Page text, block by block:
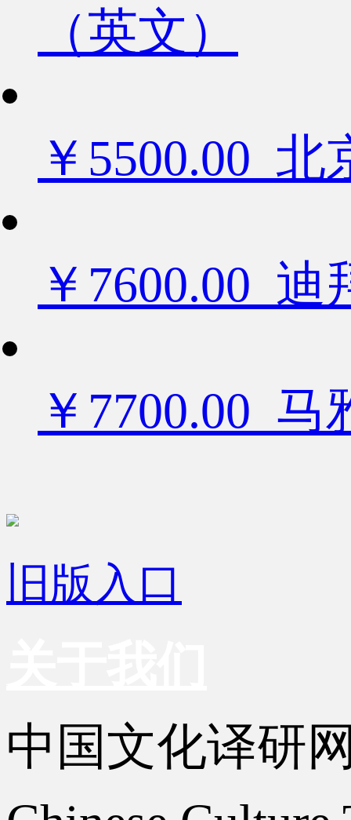
（英文）
￥5500.00
￥7600.00
￥7700.00 马
旧版入口
中国文化译研